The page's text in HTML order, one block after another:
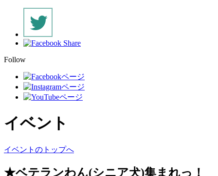
Follow
イベント
イベントのトップへ
★ベテランわん(シニア犬)集まれっ！